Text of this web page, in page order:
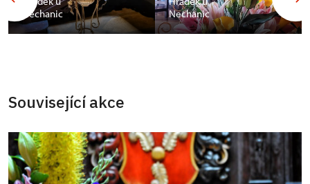
Nechanic
Nechanic
Související akce